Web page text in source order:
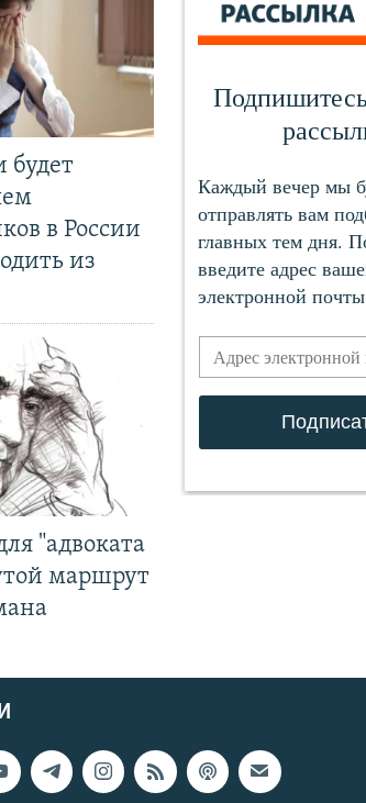
будет
в России
из
"адвоката
маршрут